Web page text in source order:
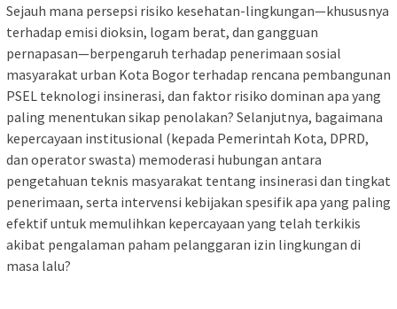
Sejauh mana persepsi risiko kesehatan-lingkungan—khususnya
terhadap emisi dioksin, logam berat, dan gangguan
pernapasan—berpengaruh terhadap penerimaan sosial
masyarakat urban Kota Bogor terhadap rencana pembangunan
PSEL teknologi insinerasi, dan faktor risiko dominan apa yang
paling menentukan sikap penolakan? Selanjutnya, bagaimana
kepercayaan institusional (kepada Pemerintah Kota, DPRD,
dan operator swasta) memoderasi hubungan antara
pengetahuan teknis masyarakat tentang insinerasi dan tingkat
penerimaan, serta intervensi kebijakan spesifik apa yang paling
efektif untuk memulihkan kepercayaan yang telah terkikis
akibat pengalaman paham pelanggaran izin lingkungan di
masa lalu?